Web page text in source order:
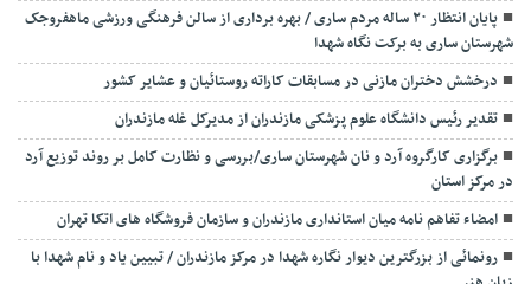
پایان انتظار ۲۰ ساله مردم ساری / بهره برداری از سالن فرهنگی ورزشی ماهفروجک
شهرستان ساری به برکت نگاه شهدا
درخشش دختران مازنی در مسابقات کاراته روستائیان و عشایر کشور
تقدیر رئیس دانشگاه علوم پزشکی مازندران از مدیرکل غله مازندران
برگزاری کارگروه آرد و نان شهرستان ساری/بررسی و نظارت کامل بر روند توزیع آرد
در مرکز استان
امضاء تفاهم نامه میان استانداری مازندران و سازمان فروشگاه های اتکا تهران
رونمائی از بزرگترین دیوار نگاره شهدا در مرکز مازندران / تبیین یاد و نام شهدا با